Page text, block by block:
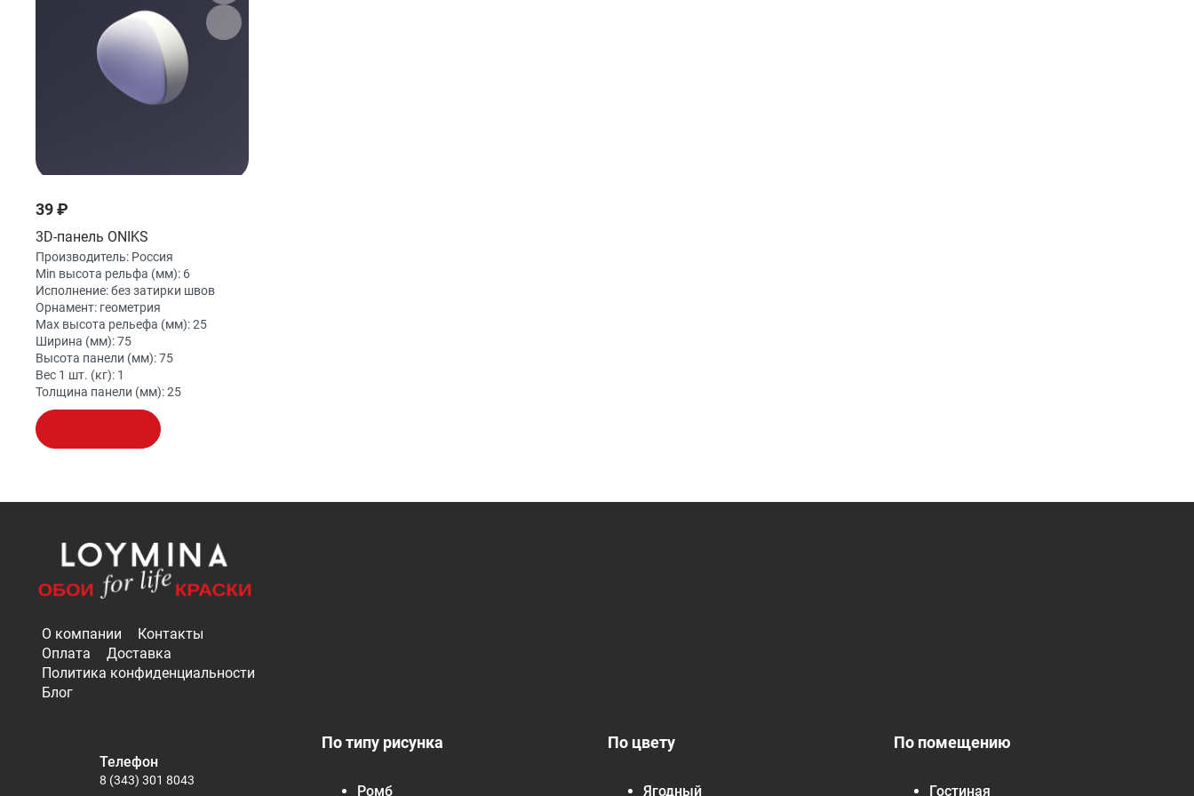
39 ₽
3D-панель ONIKS
Производитель: Россия
Min высота рельфа (мм): 6
Исполнение:без затирки швов
Орнамент: геометрия
Max высота рельефа (мм):25
Ширина (мм):75
Высота панели (мм):75
Вес 1 шт. (кг): 1
Толщина панели (мм):25
О компании
Контакты
Оплата
Доставка
Политика конфиденциальности
Блог
По типу рисунка
Ромб
По цвету
Ягодный
По помещению
Гостиная
Телефон
8 (343) 301 8043